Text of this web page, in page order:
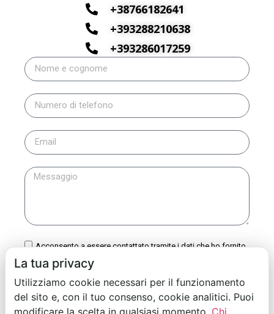
+38766182641
+393288210638
+393286017259
Acconsento a essere contattato tramite i dati che ho fornito
e dichiaro di aver letto l’
Invia il messaggio
La tua privacy
Utilizziamo cookie necessari per il funzionamento
del sito e, con il tuo consenso, cookie analitici. Puoi
modificare la scelta in qualsiasi momento. Chi